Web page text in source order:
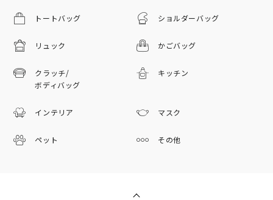
トートバッグ ショルダーバッグ
リュック かごバッグ
クラッチ/
ボディバッグ
キッチン
インテリア マスク
ペット その他